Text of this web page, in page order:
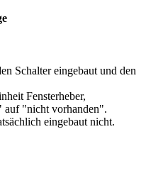
Schalter eingebaut und den
Fensterheber,
auf "nicht vorhanden".
eingebaut nicht.